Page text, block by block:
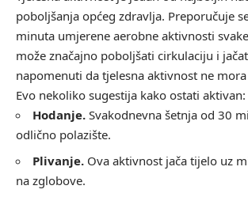
poboljšanja općeg zdravlja. Preporučuje
minuta umjerene aerobne aktivnosti
može značajno poboljšati cirkulaciju i
napomenuti da tjelesna aktivnost ne
Evo nekoliko sugestija kako ostati aktivan:
Hodanje. Svakodnevna šetnja od 30
odlično polazište.
Plivanje. Ova aktivnost jača tijelo uz
na zglobove.